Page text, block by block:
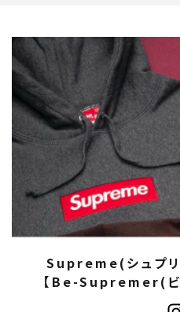
Supreme(シュプ
【Be-Supremer(ビ